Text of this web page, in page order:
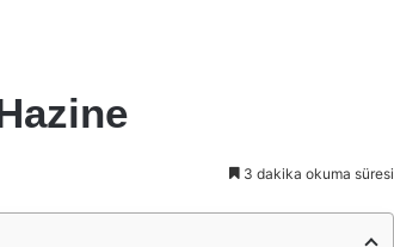
3 dakika okuma süresi